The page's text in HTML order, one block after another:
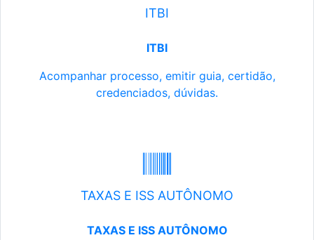
ITBI
ITBI
Acompanhar processo, emitir guia, certidão,
credenciados, dúvidas.
TAXAS E ISS AUTÔNOMO
TAXAS E ISS AUTÔNOMO